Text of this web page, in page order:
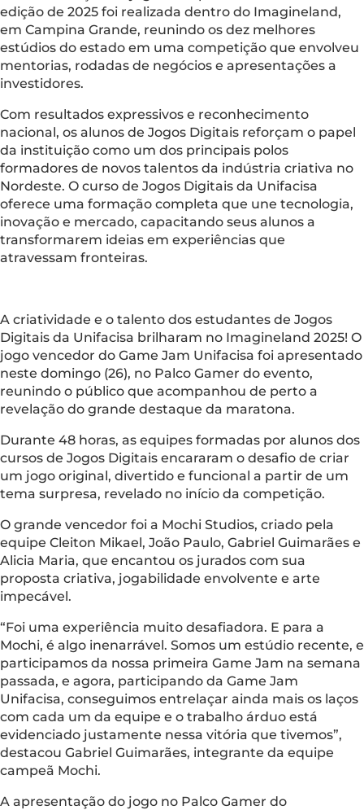
edição de 2025 foi realizada dentro do Imagineland,
em Campina Grande, reunindo os dez melhores
estúdios do estado em uma competição que envolveu
mentorias, rodadas de negócios e apresentações a
investidores.
Com resultados expressivos e reconhecimento
nacional, os alunos de Jogos Digitais reforçam o papel
da instituição como um dos principais polos
formadores de novos talentos da indústria criativa no
Nordeste. O curso de Jogos Digitais da Unifacisa
oferece uma formação completa que une tecnologia,
inovação e mercado, capacitando seus alunos a
transformarem ideias em experiências que
atravessam fronteiras.
A criatividade e o talento dos estudantes de Jogos
Digitais da Unifacisa brilharam no Imagineland 2025! O
jogo vencedor do Game Jam Unifacisa foi apresentado
neste domingo (26), no Palco Gamer do evento,
reunindo o público que acompanhou de perto a
revelação do grande destaque da maratona.
Durante 48 horas, as equipes formadas por alunos dos
cursos de Jogos Digitais encararam o desafio de criar
um jogo original, divertido e funcional a partir de um
tema surpresa, revelado no início da competição.
O grande vencedor foi a Mochi Studios, criado pela
equipe Cleiton Mikael, João Paulo, Gabriel Guimarães e
Alicia Maria, que encantou os jurados com sua
proposta criativa, jogabilidade envolvente e arte
impecável.
“Foi uma experiência muito desafiadora. E para a
Mochi, é algo inenarrável. Somos um estúdio recente, e
participamos da nossa primeira Game Jam na semana
passada, e agora, participando da Game Jam
Unifacisa, conseguimos entrelaçar ainda mais os laços
com cada um da equipe e o trabalho árduo está
evidenciado justamente nessa vitória que tivemos”,
destacou Gabriel Guimarães, integrante da equipe
campeã Mochi.
A apresentação do jogo no Palco Gamer do